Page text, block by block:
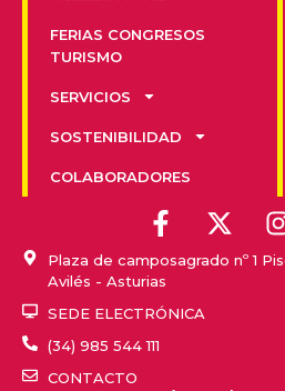
FERIAS CONGRESOS
TURISMO
SERVICIOS
SOSTENIBILIDAD
COLABORADORES
Plaza de camposagrado nº 1
Avilés - Asturias
SEDE ELECTRÓNICA
(34) 985 544 111
CONTACTO